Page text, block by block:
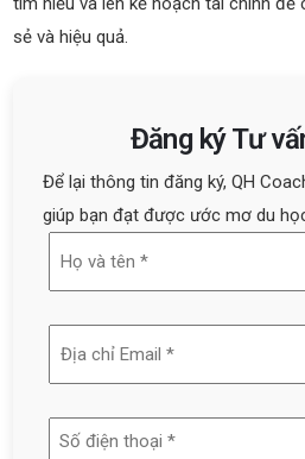
sẻ và hiệu quả.
Đăng ký Tư
Để lại thông tin đăng ký, QH
giúp bạn đạt được ước mơ du
(Required)
(Required)
Số